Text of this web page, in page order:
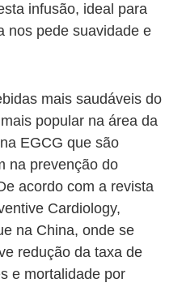
infusão, ideal para
nos pede suavidade e
mais saudáveis do
popular na área da
EGCG que são
na prevenção do
acordo com a revista
Cardiology,
na China, onde se
redução da taxa de
e mortalidade por